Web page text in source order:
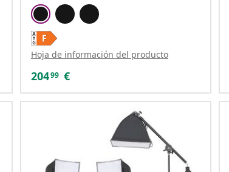
Hoja de información del producto
20499 €